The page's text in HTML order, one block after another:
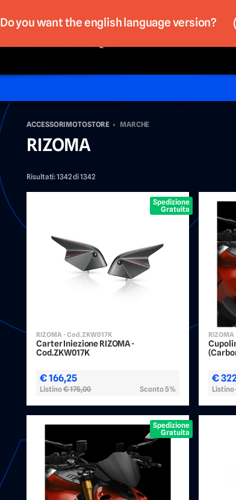
ACCESSORIMOTOSTORE › MARCHE
RIZOMA
Risultati:1342 di 1342
Spedizione
Gratuita
RIZOMA - Cod.ZKW017K
Carter Iniezione RIZOMA -
Cod.ZKW017K
€ 166,25
Listino€ 175,00 Sconto 5%
€
Listino
Spedizione
Gratuita
Do you want the english language version?